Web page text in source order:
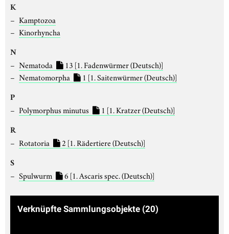
K
Kamptozoa
Kinorhyncha
N
Nematoda 13 [1. Fadenwürmer (Deutsch)]
Nematomorpha
1 [1. Saitenwürmer (Deutsch)]
P
Polymorphus minutus 1 [1. Kratzer (Deutsch)]
R
Rotatoria 2 [1. Rädertiere (Deutsch)]
S
Spulwurm 6 [1. Ascaris spec. (Deutsch)]
Verknüpfte Sammlungsobjekte (20)